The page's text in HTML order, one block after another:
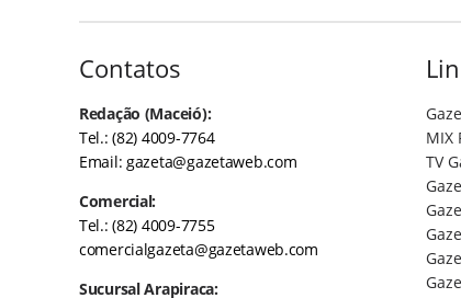
Contatos
Redação (Maceió):
Tel.: (82) 4009-7764
Email:gazeta@gazetaweb.com
Comercial:
Tel.: (82) 4009-7755
comercialgazeta@gazetaweb.com
Sucursal Arapiraca:
MIX
TV